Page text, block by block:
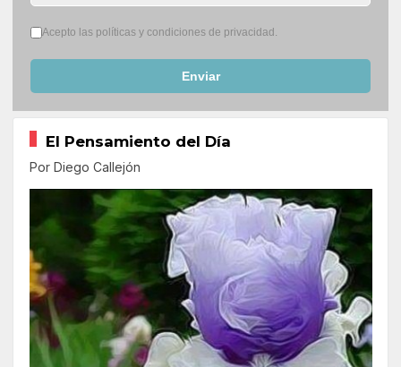
Términos del servicio*
Acepto las políticas y condiciones de privacidad.
Enviar
El Pensamiento del Día
Por Diego Callejón